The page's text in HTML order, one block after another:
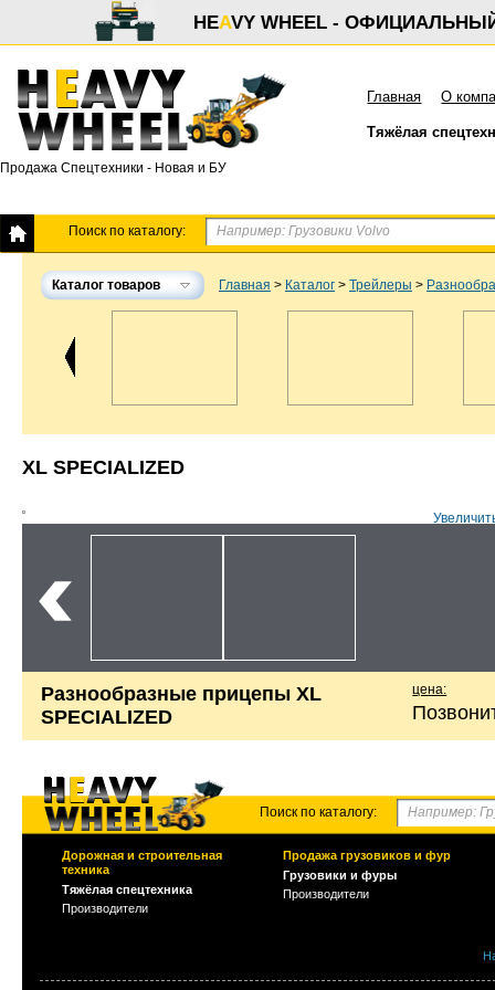
HEAVY WHEEL -
Продажа Спецтехники - Новая и БУ
Главная О
Тяжёлая
Поиск по каталогу:
Каталог товаров Главная > Каталог > Трейлеры >
XL SPECIALIZED
Разнообразные прицепы XL
SPECIALIZED
цена:
Поиск по каталогу:
Дорожная и строительная
техника
Тяжёлая спецтехника
Производители
Продажа грузовиков и фур
Грузовики и фуры
Производители